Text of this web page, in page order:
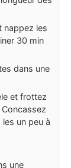
nappez les
30 min
dans une
et frottez
un peu à
une